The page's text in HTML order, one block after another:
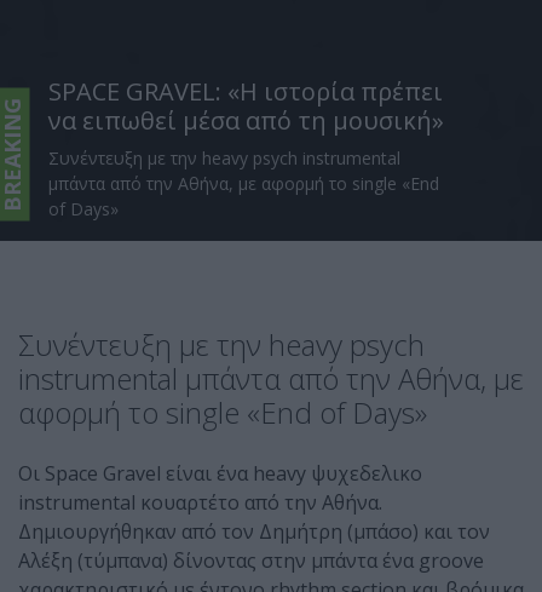
SPACE GRAVEL: «Η ιστορία πρέπει
να ειπωθεί μέσα από τη μουσική»
Συνέντευξη με την heavy psych instrumental
μπάντα από την Αθήνα, με αφορμή το single «End
of Days»
Συνέντευξη με την heavy psych
instrumental μπάντα από την Αθήνα, με
αφορμή το single «End of Days»
Οι Space Gravel είναι ένα heavy ψυχεδελικο
instrumental κουαρτέτο από την Αθήνα.
Δημιουργήθηκαν από τον Δημήτρη (μπάσο) και τον
Αλέξη (τύμπανα) δίνοντας στην μπάντα ένα groove